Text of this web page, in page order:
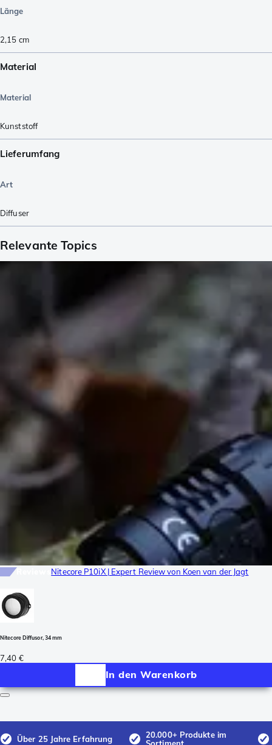
Länge
2,15 cm
Material
Material
Kunststoff
Lieferumfang
Art
Diffuser
Relevante Topics
Nitecore P10iX | Expert Review von Koen van der Jagt
Nitecore Diffusor, 34 mm
7,40 €
In den Warenkorb
Über 25 Jahre Erfahrung
20.000+ Produkte im